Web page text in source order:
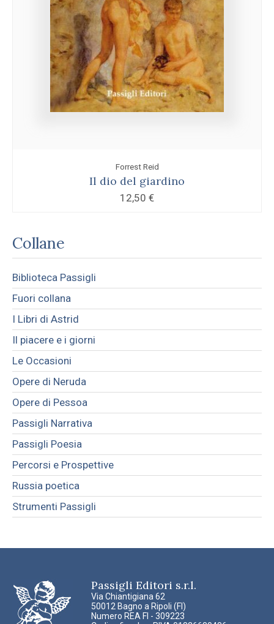
Forrest Reid
Il dio del giardino
12,50 €
Collane
Biblioteca Passigli
Fuori collana
I Libri di Astrid
Il piacere e i giorni
Le Occasioni
Opere di Neruda
Opere di Pessoa
Passigli Narrativa
Passigli Poesia
Percorsi e Prospettive
Russia poetica
Strumenti Passigli
Passigli Editori s.r.l.
Via Chiantigiana 62
50012 Bagno a Ripoli (FI)
Numero REA FI - 309223